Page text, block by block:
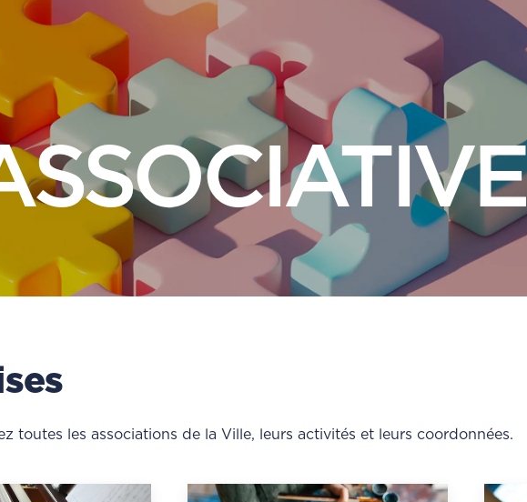
toutes les associations de la Ville, leurs activités et leurs coordonnées.